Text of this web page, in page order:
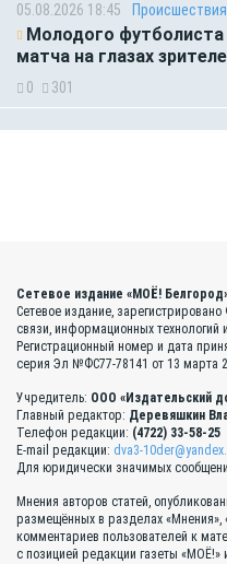
05.08.2026 18:45 Происшествия
Молодого
матча на глазах
0 301
Сетевое издание «МОЁ!
Сетевое издание,
связи, информационных
Регистрационный номер и дата
серия Эл №ФС77-78141 от 13 марта
Учредитель: ООО «Издательский
Главный редактор: Деревяшкин
Телефон редакции: (4722) 33-58-25
E-mail редакции: dva3-
Для юридически значимых
Мнения авторов статей,
размещённых в разделах «Мнения»,
комментариев пользователей к
с позицией редакции газеты «МОЁ!»